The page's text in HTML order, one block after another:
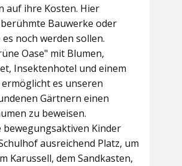
auf ihre Kosten. Hier
Bauwerke oder
es noch werden sollen.
Oase" mit Blumen,
Insektenhotel und einem
es unseren
Gärtnern einen
zu beweisen.
bewegungsaktiven Kinder
ausreichend Platz, um
Karussell, dem Sandkasten,